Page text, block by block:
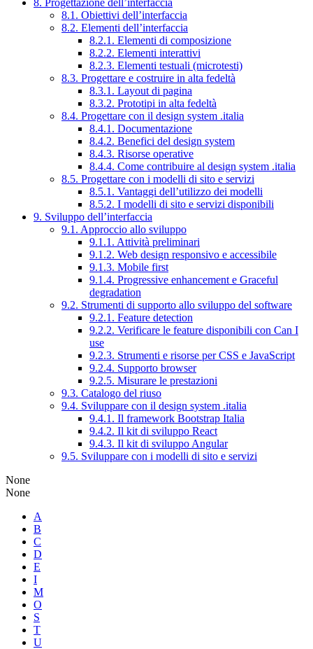
8. Progettazione dell’interfaccia
8.1. Obiettivi dell’interfaccia
8.2. Elementi dell’interfaccia
8.2.1. Elementi di composizione
8.2.2. Elementi interattivi
8.2.3. Elementi testuali (microtesti)
8.3. Progettare e costruire in alta fedeltà
8.3.1. Layout di pagina
8.3.2. Prototipi in alta fedeltà
8.4. Progettare con il design system .italia
8.4.1. Documentazione
8.4.2. Benefici del design system
8.4.3. Risorse operative
8.4.4. Come contribuire al design system .italia
8.5. Progettare con i modelli di sito e servizi
8.5.1. Vantaggi dell’utilizzo dei modelli
8.5.2. I modelli di sito e servizi disponibili
9. Sviluppo dell’interfaccia
9.1. Approccio allo sviluppo
9.1.1. Attività preliminari
9.1.2. Web design responsivo e accessibile
9.1.3. Mobile first
9.1.4. Progressive enhancement e Graceful
degradation
9.2. Strumenti di supporto allo sviluppo del software
9.2.1. Feature detection
9.2.2. Verificare le feature disponibili con Can I
use
9.2.3. Strumenti e risorse per CSS e JavaScript
9.2.4. Supporto browser
9.2.5. Misurare le prestazioni
9.3. Catalogo del riuso
9.4. Sviluppare con il design system .italia
9.4.1. Il framework Bootstrap Italia
9.4.2. Il kit di sviluppo React
9.4.3. Il kit di sviluppo Angular
9.5. Sviluppare con i modelli di sito e servizi
None
None
A
B
C
D
E
I
M
O
S
T
U